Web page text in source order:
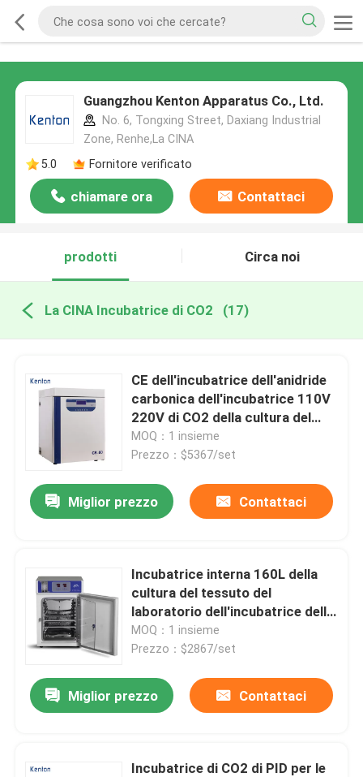
Guangzhou Kenton Apparatus Co., Ltd.
No. 6, Tongxing Street, Daxiang Industrial
Zone, Renhe,La CINA
5.0
Fornitore verificato
chiamare ora Contattaci
prodotti Circa noi
La CINA Incubatrice di CO2 (17)
CE dell'incubatrice dell'anidride
carbonica dell'incubatrice 110V
220V di CO2 della cultura del
tessuto per il laboratorio medico
MOQ：1 insieme
Prezzo：$5367/set
Miglior prezzo Contattaci
Incubatrice interna 160L della
cultura del tessuto del
laboratorio dell'incubatrice della
coltura cellulare di acciaio
inossidabile
MOQ：1 insieme
Prezzo：$2867/set
Miglior prezzo Contattaci
Incubatrice di CO2 di PID per le